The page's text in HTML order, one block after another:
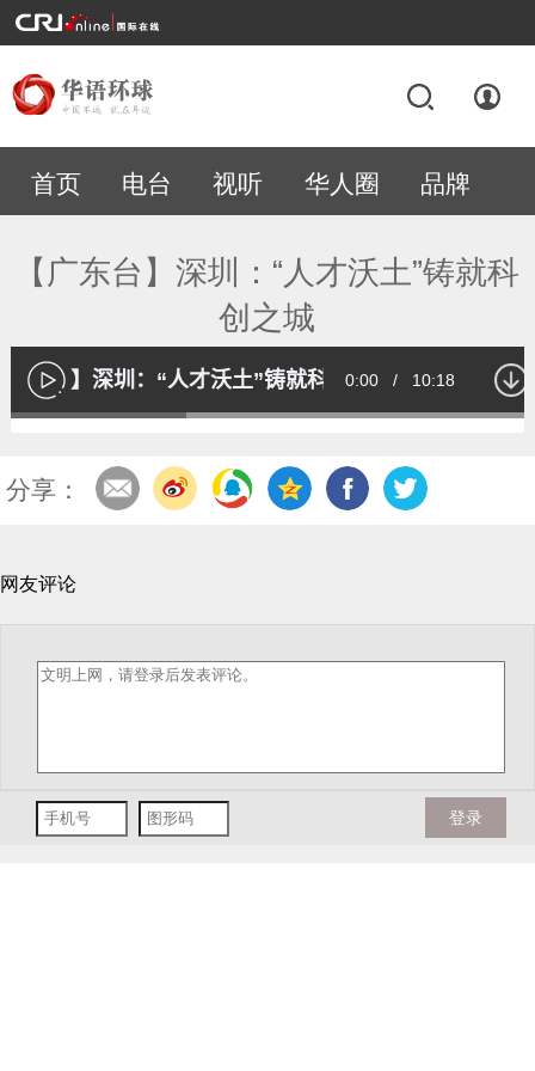
首页 电台 视听 华人圈 品牌
专题
【广东台】深圳：“人才沃土”铸就科
创之城
播
放
东台】深圳：“人才沃土”铸就科创之城
Current
0:00 / Duration
10:18
Loaded:
分享：
网友评论
登录